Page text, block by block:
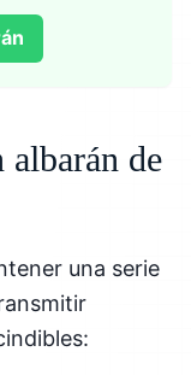
de
una serie